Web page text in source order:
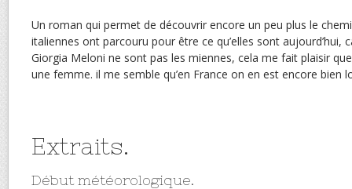
Un roman qui permet de découvrir encore un peu plus le
italiennes ont parcouru pour être ce qu’elles sont aujourd’hui,
Giorgia Meloni ne sont pas les miennes, cela me fait plaisir
une femme. il me semble qu’en France on en est encore bien
Extraits.
Début météorologique.